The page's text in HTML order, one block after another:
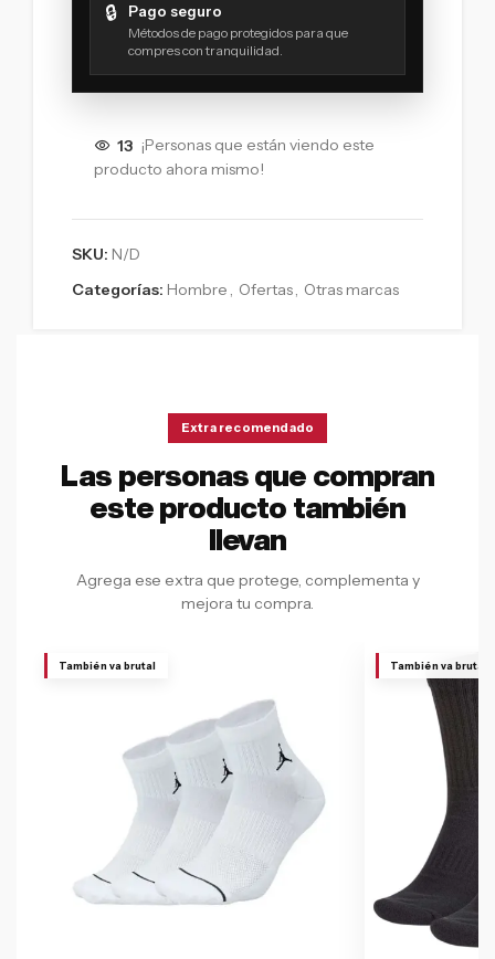
🔒 Pago seguro
Métodos de pago protegidos para que
compres con tranquilidad.
13 ¡Personas que están viendo este
producto ahora mismo!
SKU: N/D
Categorías: Hombre , Ofertas, Otras marcas
Extra recomendado
Las personas que compran
este producto también
llevan
Agrega ese extra que protege, complementa y
mejora tu compra.
También va brutal También va brutal